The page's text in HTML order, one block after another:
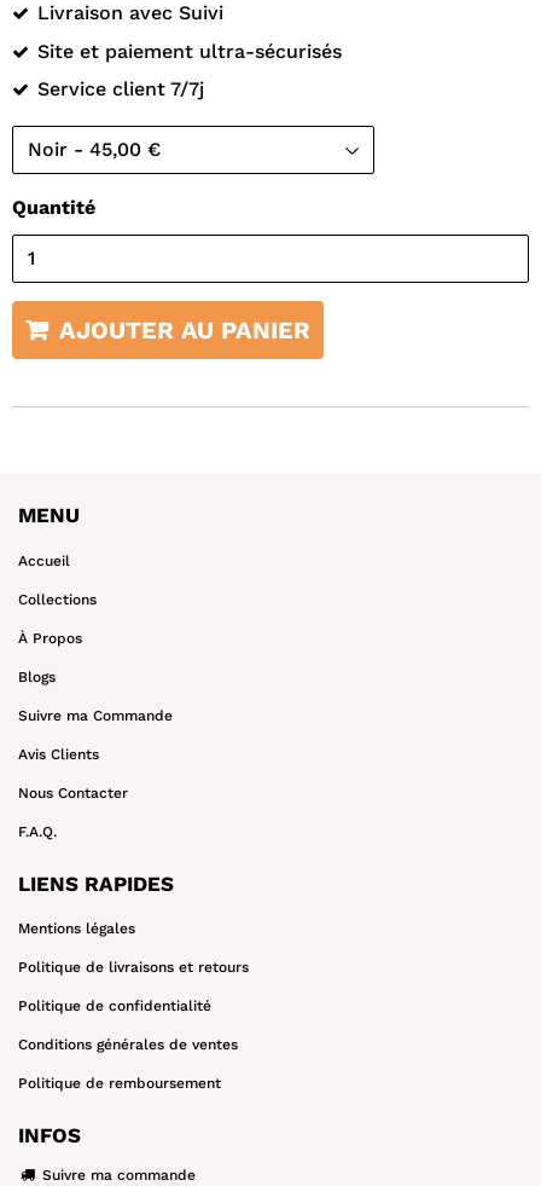
Livraison avec Suivi
Site et paiement ultra-sécurisés
Service client 7/7j
Quantité
AJOUTER AU PANIER
MENU
Accueil
Collections
À Propos
Blogs
Suivre ma Commande
Avis Clients
Nous Contacter
F.A.Q.
LIENS RAPIDES
Mentions légales
Politique de livraisons et retours
Politique de confidentialité
Conditions générales de ventes
Politique de remboursement
INFOS
Suivre ma commande